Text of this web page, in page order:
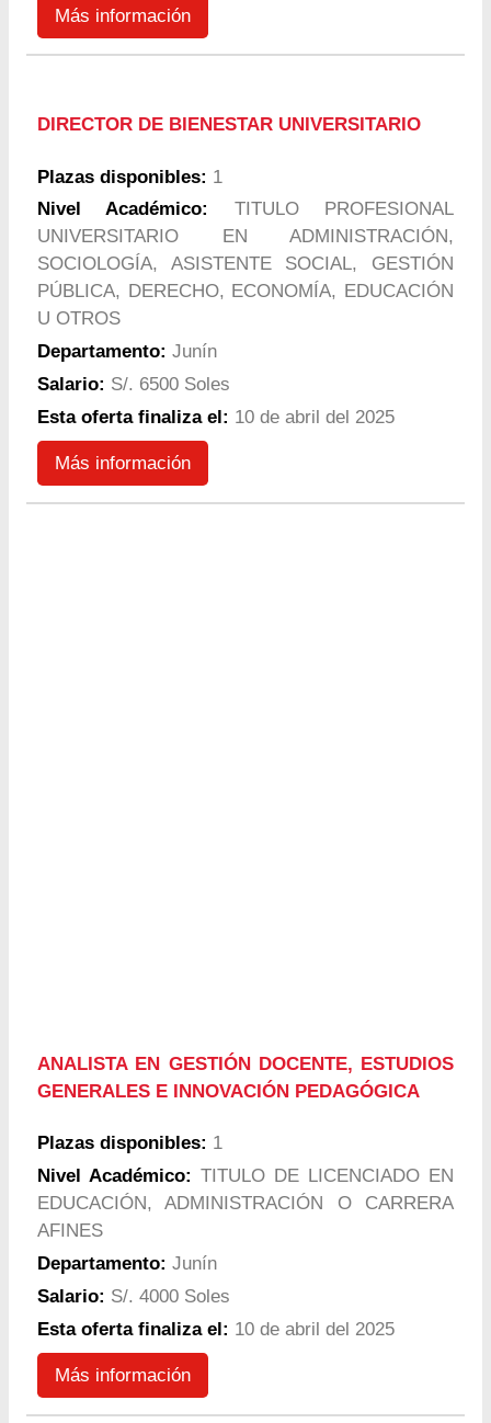
Más información
DIRECTOR DE BIENESTAR UNIVERSITARIO
Plazas disponibles: 1
Nivel Académico:
TITULO PROFESIONAL
UNIVERSITARIO EN ADMINISTRACIÓN,
SOCIOLOGÍA, ASISTENTE SOCIAL, GESTIÓN
PÚBLICA, DERECHO, ECONOMÍA, EDUCACIÓN
U OTROS
Departamento: Junín
Salario: S/. 6500 Soles
Esta oferta finaliza el: 10 de abril del 2025
Más información
ANALISTA EN GESTIÓN DOCENTE, ESTUDIOS
GENERALES E INNOVACIÓN PEDAGÓGICA
Plazas disponibles: 1
Nivel Académico: TITULO DE LICENCIADO EN
EDUCACIÓN, ADMINISTRACIÓN O CARRERA
AFINES
Departamento: Junín
Salario: S/. 4000 Soles
Esta oferta finaliza el: 10 de abril del 2025
Más información